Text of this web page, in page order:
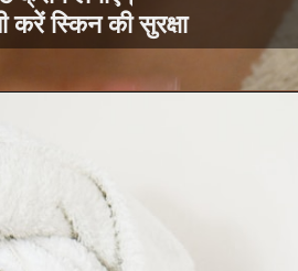
करें स्किन की सुरक्षा